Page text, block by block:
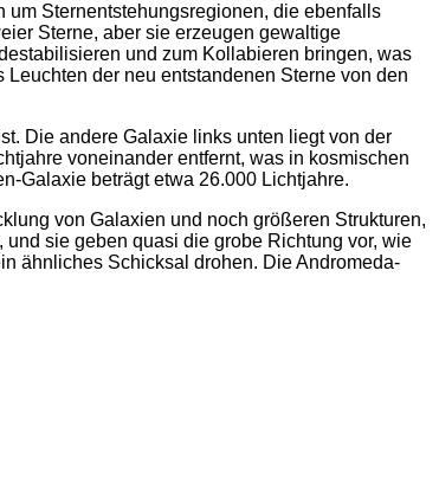
Sternentstehungsregionen, die ebenfalls
Sterne, aber sie erzeugen gewaltige
und zum Kollabieren bringen, was
der neu entstandenen Sterne von den
Die andere Galaxie links unten liegt von der
voneinander entfernt, was in kosmischen
Galaxie beträgt etwa 26.000 Lichtjahre.
von Galaxien und noch größeren Strukturen,
sie geben quasi die grobe Richtung vor, wie
ähnliches Schicksal drohen. Die Andromeda-